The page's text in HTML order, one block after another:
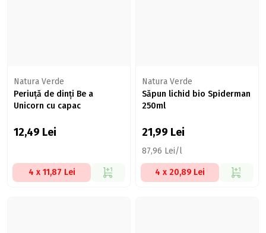
Natura Verde
Periuță de dinți Be a
Unicorn cu capac
12,49 Lei
4 x 11,87 Lei
Natura Verde
Săpun lichid bio Spiderman
250ml
21,99 Lei
87,96 Lei/l
4 x 20,89 Lei